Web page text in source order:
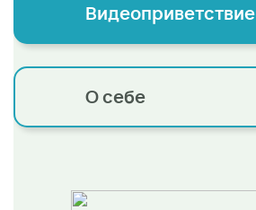
Видеоприветствие
О себе